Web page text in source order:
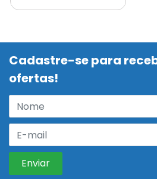
Cadastre-se para
ofertas!